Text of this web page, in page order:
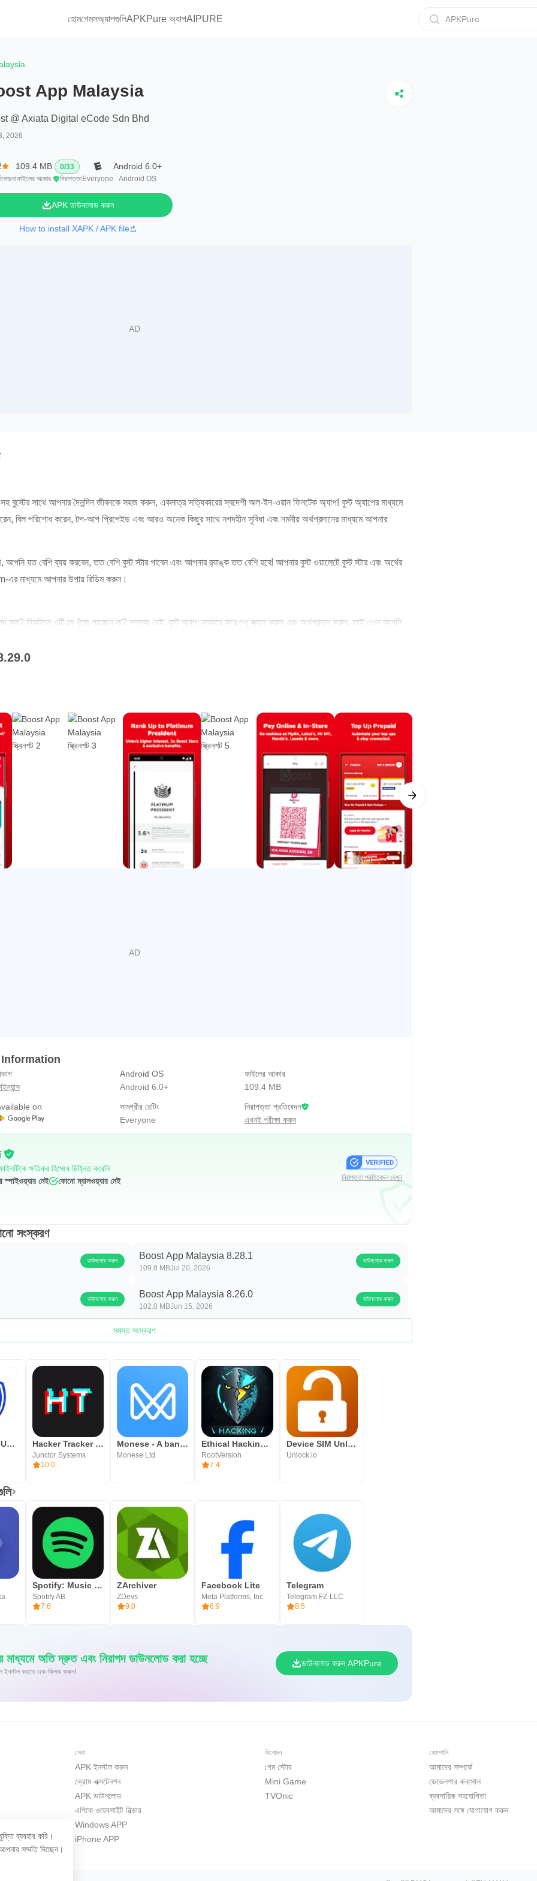
হোমগেমসঅ্যাপগুলিAPKPure অ্যাপAIPURE APKPure
App Malaysia
@ Axiata Digital eCode Sdn Bhd
2026
109.4 MB
ফাইলের আকার
0/33
নিরাপত্তা Everyone
Android 6.0+
Android OS
APK ডাউনলোড করুন
How to install XAPK / APK file
বুস্টের সাথে আপনার দৈনন্দিন জীবনকে সহজ করুন, একমাত্র সত্যিকারের স্বদেশী অল-ইন-ওয়ান ফিনটেক অ্যাপ! বুস্ট অ্যাপের মাধ্যমে
বিল পরিশোধ করেন, টপ-আপ প্রিপেইড এবং আরও অনেক কিছুর সাথে নগদহীন সুবিধা এবং নমনীয় অর্থপ্রদানের মাধ্যমে আপনার
যত বেশি ব্যয় করবেন, তত বেশি বুস্ট স্টার পাবেন এবং আপনার র‌্যাঙ্ক তত বেশি হবে! আপনার বুস্ট ওয়ালেটে বুস্ট স্টার এবং অর্থের
এর মাধ্যমে আপনার উপায় রিডিম করুন।
কম? নিকটতম এটিএম খুঁজে পাচ্ছেন না? সমস্যা নেই. বুস্ট অ্যাপ ব্যবহার করে শুধু স্ক্যান করুন এবং অর্থপ্রদান করুন, তাই এখন আপনি
যা চান তা উপভোগ করুন এবং বুস্টের সাথে পরে অর্থ প্রদান করুন! 3টি সহজ ধাপে Boost PayFlex সক্রিয় করুন এবং বিলগুলিতে এবং
অর্থপ্রদানের শর্তাবলী উপভোগ করুন৷ আপনার পছন্দের উপর ভিত্তি করে 30 দিনের মধ্যে বা কিস্তিতে পেমেন্ট করুন।
ইন্টারনেট, বিদ্যুৎ, জল, টিভি, সবই বুস্ট অ্যাপ থেকে। আমাদের 3টি বৈশিষ্ট্য সহ - অটোবিল, মাল্টিবিল এবং ভিউবিল - আপনি
এক সাথে একাধিক বিল পরিশোধ করতে পারেন এবং একত্রিত অর্থপ্রদানের তথ্য দেখতে পারেন। আপনাকে যা করতে হবে তা হল আপনার
অর্থপ্রদানের জন্য সেগুলি সংরক্ষণ করুন৷ আপনি খরচ করা প্রতিটি রিঙ্গিতের জন্য স্টার অর্জন করতে পারেন এবং আপনার বিলগুলিতে তাত্ক্ষণিক
করুন
সাথে 5 সেকেন্ডের মধ্যে টপ-আপ করুন! ফিজিক্যাল স্টোরে আর ট্রিপ নেই। 16-সংখ্যার পিন দিয়ে আর রিলোড করা হবে না। সমস্ত
Celcom, Hotlink, U Mobile, redONE এবং আরও অনেক কিছু)।
Android OS
Android 6.0+
ফাইলের আকার
109.4 MB
on
সামগ্রীর রেটিং
Everyone
নিরাপত্তা প্রতিবেদন
এখনই পরীক্ষা করুন
ক্ষতিকর হিসেবে চিহ্নিত করেনি
স্পাইওয়্যার নেই
কোনো ম্যালওয়্যার নেই
নিরাপত্তা প্রতিবেদন দেখুন
সংস্করণ
ডাউনলোড করুন Boost App Malaysia 8.28.1
109.8 MBJul 20, 2026
ডাউনলোড করুন
ডাউনলোড করুন Boost App Malaysia 8.26.0
102.0 MBJun 15, 2026
ডাউনলোড করুন
সমস্ত সংস্করণ
SIM Network Unlock Samsung App Hacker Tracker - Schedule App
Junctor Systems
10.0
Monese - A banking alternative
Monese Ltd
Ethical Hacking University App
RootVersion
7.4
Device SIM Unlock phone
Unlock.io
Spotify: Music and Podcasts
Spotify AB
7.6
ZArchiver
ZDevs
9.0
Facebook Lite
Meta Platforms, Inc.
6.9
Telegram
Telegram FZ-LLC
8.5
অতি দ্রুত এবং নিরাপদ ডাউনলোড করা হচ্ছে
এ XAPK/APK ফাইল ইনস্টল করতে এক-ক্লিক করুন!
ডাউনলোড করুন APKPure
ব্যবহার করি।
সম্মতি দিচ্ছেন।
সেবা
APK ইনস্টল করুন
ক্রোম এক্সটেনশন
APK ডাউনলোড
এপিকে ওয়েবসাইট বিল্ডার
Windows APP
iPhone APP
বিনোদন
গেম স্টোর
Mini Game
TVOnic
কোম্পানি
আমাদের সম্পর্কে
ডেভেলপার কনসোল
ব্যবসায়িক সহযোগিতা
আমাদের সঙ্গে যোগাযোগ করুন